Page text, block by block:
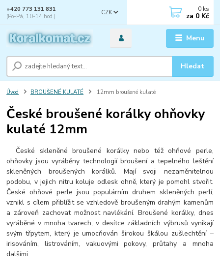
Menu
CZK
Hledat
+420 773 131 831
(Po-Pá, 10-14 hod.)
0 ks
za 0 Kč
Úvod BROUŠENÉ KULATÉ 12mm broušené kulaté
České broušené korálky ohňovky
kulaté 12mm
České skleněné broušené korálky nebo též ohňové perle,
ohňovky jsou vyráběny technologií broušení a tepelného leštění
skleněných broušených korálků. Mají svoji nezaměnitelnou
podobu, v jejich nitru koluje odlesk ohně, který je pomohl stvořit.
České ohňové perle jsou populárním druhem skleněných perlí,
vznikl s cílem přiblížit se vzhledově broušeným drahým kamenům
a zároveň zachovat možnost navlékání. Broušené korálky, dnes
vyráběné v mnoha tvarech, v desítce základních výbrusů vynikají
svým třpytem, který je umocňován širokou škálou zušlechtění –
irisováním, listrováním, vakuovými pokovy, průtahy a mnoha
dalšími.